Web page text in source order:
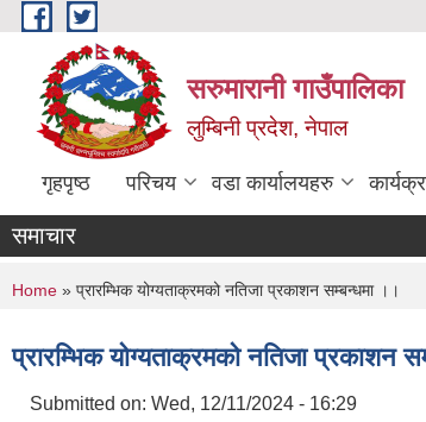
Skip to main content
सरुमारानी गाउँपालिका
लुम्बिनी प्रदेश, नेपाल
गृहपृष्ठ परिचय वडा कार्यालयहरु
समाचार
You are here
Home » प्रारम्भिक योग्यताक्रमको नतिजा प्रकाशन सम्बन्धमा ।।
प्रारम्भिक योग्यताक्रमको नतिजा प्रकाशन
Submitted on: Wed, 12/11/2024 - 16:29